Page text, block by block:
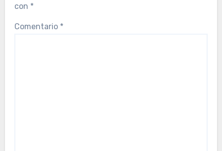
con *
Comentario *